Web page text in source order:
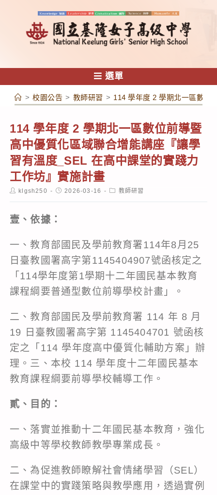
容
選單
> 校園公告 > 教師研習 > 114 學年度 2 學期北一區數位
114 學年度 2 學期北一區數位前導暨
高中優質化區域聯合增能講座『讓學
習有溫度_SEL 在高中課堂的實踐力
工作坊』實施計畫
Postklgsh250
Post2026-03-16
Post教師研習
壹、依據：
一、教育部國民及學前教育署114年8月25
日臺教國署高字第1145404907號函核定之
「114學年度第1學期十二年國民基本教育
課程綱要普通型數位前導學校計畫」。
二、教育部國民及學前教育署 114 年 8 月
19 日臺教國署高字第 1145404701 號函核
定之「114 學年度高中優質化輔助方案」辦
理。三、本校 114 學年度十二年國民基本
教育課程綱要前導學校輔導工作。
貳、目的：
一、落實並推動十二年國民基本教育，強化
高級中等學校教師教學專業成長。
二、為促進教師瞭解社會情緒學習（SEL）
在課堂中的實踐策略與教學應用，透過實例